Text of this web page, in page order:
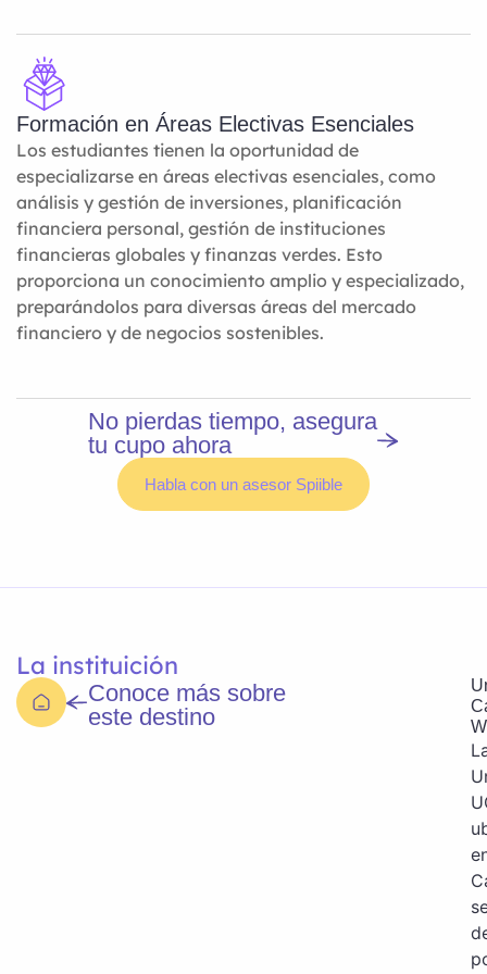
Formación en Áreas Electivas Esenciales
Los estudiantes tienen la oportunidad de
especializarse en áreas electivas esenciales, como
análisis y gestión de inversiones, planificación
financiera personal, gestión de instituciones
financieras globales y finanzas verdes. Esto
proporciona un conocimiento amplio y especializado,
preparándolos para diversas áreas del mercado
financiero y de negocios sostenibles.
No pierdas tiempo, asegura
tu cupo ahora
Habla con un asesor Spiible
La instituición
Conoce más sobre
este destino